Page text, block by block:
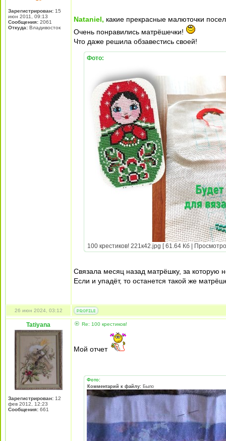
Зарегистрирован: 15
июн 2011, 09:13
Сообщения: 2061
Откуда: Владивосток
Nataniel, какие прекрасные малюточки
Очень понравились матрёшечки!
Что даже решила обзавестись своей!
Фото:
100 крестиков! 221к42.jpg [ 61.64 Кб |
Связала месяц назад матрёшку, за которую
Если и упадёт, то останется такой же
26 июн 2024, 03:12
Tatiyana
Зарегистрирован: 12
фев 2012, 12:23
Сообщения: 661
Re: 100 крестиков!
Мой отчет
Фото:
Комментарий к файлу: Было